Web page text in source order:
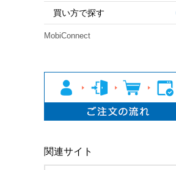
買い方で探す
MobiConnect
関連サイト